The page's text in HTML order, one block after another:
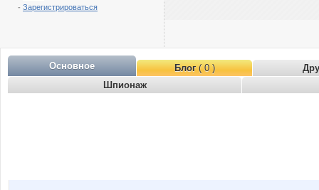
- Зарегистрироваться
Основное Блог( 0 )
Шпионаж